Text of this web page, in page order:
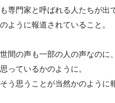
も専門家と呼ばれる人たちが出
のように報道されていること。
世間の声も一部の人の声なのに
思っているかのように。
そう思うことが当然かのように